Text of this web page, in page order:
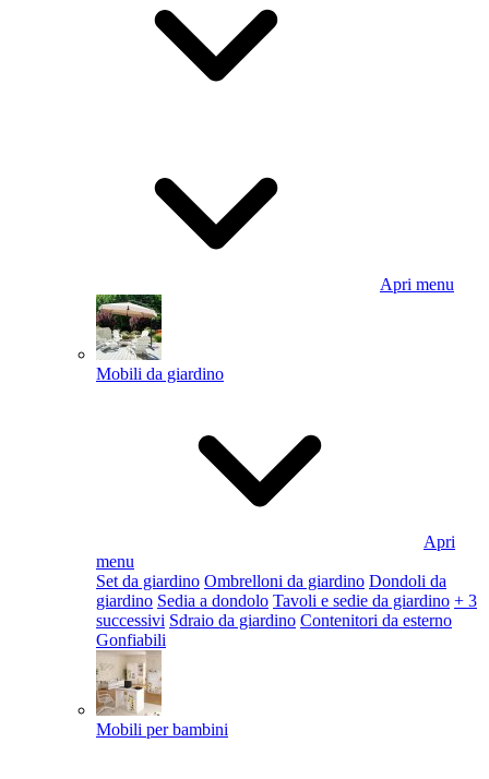
Apri menu
Mobili da giardino
Apri
menu
Set da giardino Ombrelloni da giardino Dondoli da
giardino Sedia a dondolo Tavoli e sedie da giardino + 3
successivi Sdraio da giardino Contenitori da esterno
Gonfiabili
Mobili per bambini